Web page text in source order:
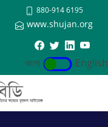
880-914 6195
www.shujan.org
বাংলা English